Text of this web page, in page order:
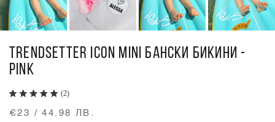
TRENDSETTER ICON MINI БАНСКИ БИКИНИ -
PINK
(2)
€23 / 44.98 ЛВ.